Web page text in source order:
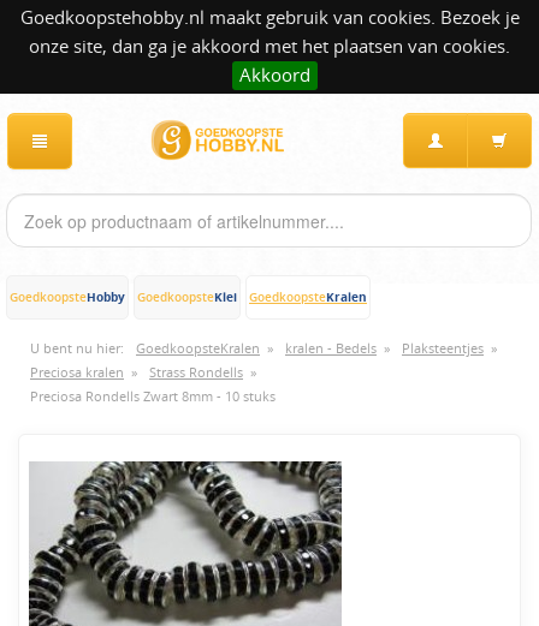
Goedkoopstehobby.nl maakt gebruik van cookies. Bezoek je
onze site, dan ga je akkoord met het plaatsen van cookies.
Akkoord
GoedkoopsteHobby GoedkoopsteKlei GoedkoopsteKralen
U bent nu hier: GoedkoopsteKralen » kralen - Bedels » Plaksteentjes »
Preciosa kralen » Strass Rondells »
Preciosa Rondells Zwart 8mm - 10 stuks